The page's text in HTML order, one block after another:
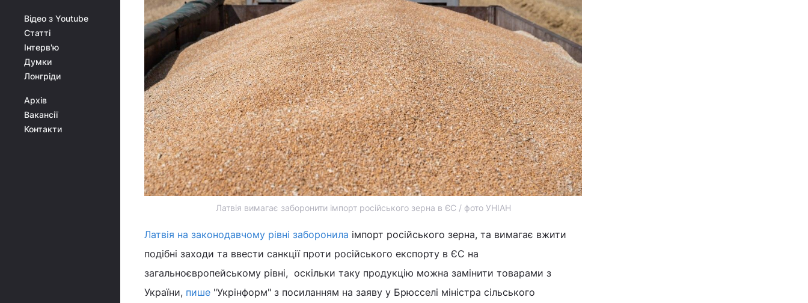
Відео з Youtube
Статті
Інтерв'ю
Думки
Лонгріди
Архів
Вакансії
Контакти
Латвія вимагає заборонити імпорт російського зерна в ЄС / фото УНІАН
Латвія на законодавчому рівні заборонила імпорт російського зерна, та вимагає вжити
подібні заходи та ввести санкції проти російського експорту в ЄС на
загальноєвропейському рівні, оскільки таку продукцію можна замінити товарами з
України, пише "Укрінформ" з посиланням на заяву у Брюсселі міністра сільського